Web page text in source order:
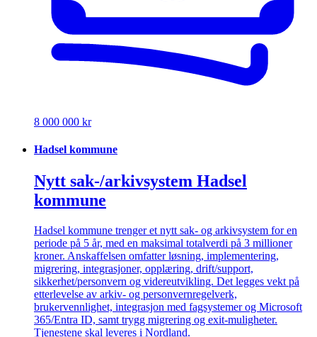
8 000 000 kr
Hadsel kommune
Nytt sak-/arkivsystem Hadsel
kommune
Hadsel kommune trenger et nytt sak- og arkivsystem for en
periode på 5 år, med en maksimal totalverdi på 3 millioner
kroner. Anskaffelsen omfatter løsning, implementering,
migrering, integrasjoner, opplæring, drift/support,
sikkerhet/personvern og videreutvikling. Det legges vekt på
etterlevelse av arkiv- og personvernregelverk,
brukervennlighet, integrasjon med fagsystemer og Microsoft
365/Entra ID, samt trygg migrering og exit-muligheter.
Tjenestene skal leveres i Nordland.